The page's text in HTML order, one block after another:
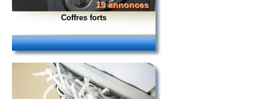
19 annonces
Coffres forts